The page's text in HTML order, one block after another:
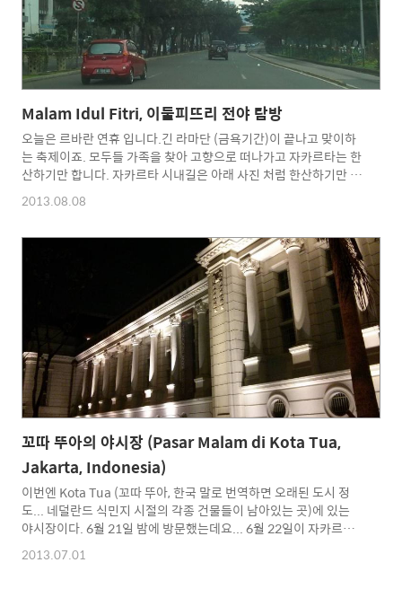
Malam Idul Fitri, 이둘피뜨리 전야 탐방
오늘은 르바란 연휴 입니다.긴 라마단 (금욕기간)이 끝나고 맞이하
는 축제이죠. 모두들 가족을 찾아 고향으로 떠나가고 자카르타는 한
산하기만 합니다. 자카르타 시내길은 아래 사진 처럼 한산하기만 합
니다. 라마단 기간동안 금욕과 기도를 주로 하면서 보내기 때문에
이슬람 원리주의자들이 타종교에 대한 테러도 자주 발생을 하고 이
제해야하는 기간이죠. 라마단이 끝나기 전에 어려운 이웃을 위해서
자선행위를 하도록 되어있습니다. 그래서 작은 돈 봉투들을 만들어
서 길에서 구걸하는 사람들이나 어려운 사람들을 위해서 나눠주는
광경을 목격할 수 있습니다. 재산이 적다고 해도 이러한 자선을 하
는 것을 볼 수 있어서 훈훈함도 느껴지고 좀 부담되겠다는 느낌도
2013.08.08
꼬따 뚜아의 야시장 (Pasar Malam di Kota Tua,
Jakarta, Indonesia)
이번엔 Kota Tua (꼬따 뚜아, 한국 말로 번역하면 오래된 도시 정
도... 네덜란드 식민지 시절의 각종 건물들이 남아있는 곳)에 있는
야시장이다. 6월 21일 밤에 방문했는데요... 6월 22일이 자카르타
시의 생일 (HUT Jakarta) 행사가 있어서 행사 준비하는 모습들이
길가에 많이 보였다. 대부분 외국인들이 밤거리를 다니면 위험하다
2013.07.01